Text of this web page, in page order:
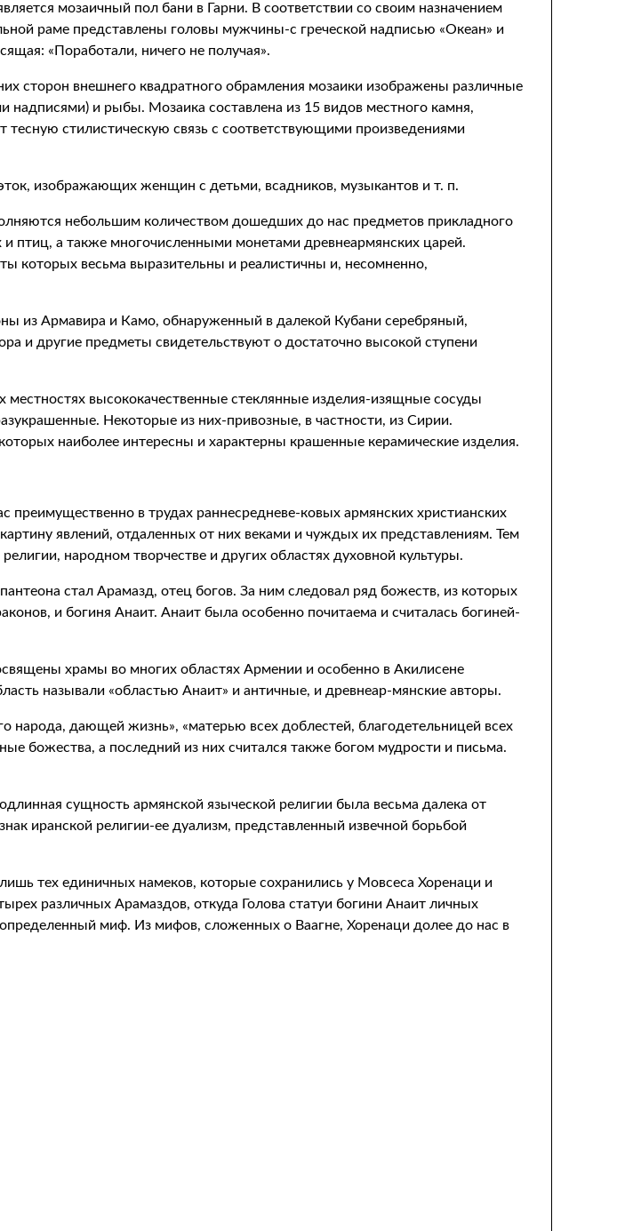
мозаичный пол бани в Гарни. В соответствии со своим назначением
раме представлены головы мужчины-с греческой надписью «Океан» и
«Поработали, ничего не получая».
сторон внешнего квадратного обрамления мозаики изображены различные
и рыбы. Мозаика составлена из 15 видов местного камня,
стилистическую связь с соответствующими произведениями
изображающих женщин с детьми, всадников, музыкантов и т. п.
небольшим количеством дошедших до нас предметов прикладного
птиц, а также многочисленными монетами древнеармянских царей.
которых весьма выразительны и реалистичны и, несомненно,
из Армавира и Камо, обнаруженный в далекой Кубани серебряный,
и другие предметы свидетельствуют о достаточно высокой ступени
высококачественные стеклянные изделия-изящные сосуды
Некоторые из них-привозные, в частности, из Сирии.
наиболее интересны и характерны крашенные керамические изделия.
в трудах раннесредневе-ковых армянских христианских
явлений, отдаленных от них веками и чуждых их представлениям. Тем
народном творчестве и других областях духовной культуры.
стал Арамазд, отец богов. За ним следовал ряд божеств, из которых
и богиня Анаит. Анаит была особенно почитаема и считалась богиней-
храмы во многих областях Армении и особенно в Акилисене
называли «областью Анаит» и античные, и древнеар-мянские авторы.
народа, дающей жизнь», «матерью всех доблестей, благодетельницей всех
божества, а последний из них считался также богом мудрости и письма.
сущность армянской языческой религии была весьма далека от
иранской религии-ее дуализм, представленный извечной борьбой
тех единичных намеков, которые сохранились у Мовсеса Хоренаци и
различных Арамаздов, откуда Голова статуи богини Анаит личных
миф. Из мифов, сложенных о Ваагне, Хоренаци долее до нас в